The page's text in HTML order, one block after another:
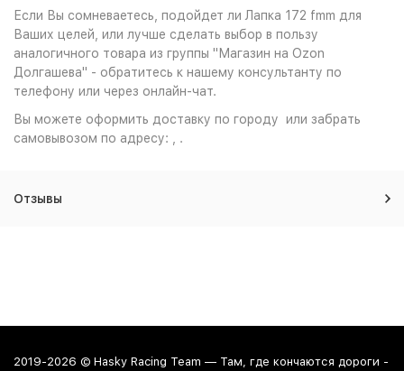
Если Вы сомневаетесь, подойдет ли Лапка 172 fmm для
Ваших целей, или лучше сделать выбор в пользу
аналогичного товара из группы "Магазин на Ozon
Долгашева" - обратитесь к нашему консультанту по
телефону или через онлайн-чат.
Вы можете оформить доставку по городу или забрать
самовывозом по адресу: , .
Отзывы
2019-2026 © Hasky Racing Team — Там, где кончаются дороги -